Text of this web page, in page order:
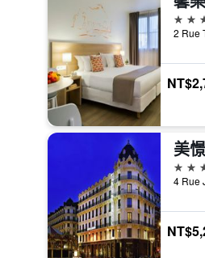
3星級
4星級